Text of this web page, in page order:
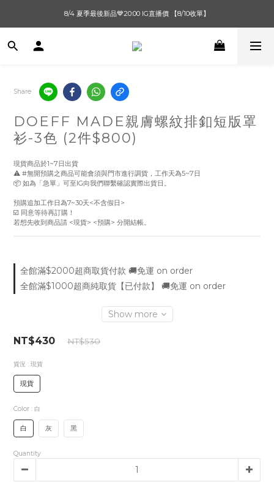
單筆滿$1000【先付款】 / 滿$2000【超取付款】 🚚免運費
8/4 夏季最後新品💙20:00 IG直播價 【8/10收單】
單筆滿$1000【先付款】 / 滿$2000【超取付款】 🚚免運費
Share
DOEFF MADE親膚螺紋排釦短版罩
衫-3色 (2件$800)
現貨商品於1~7日出貨
⚠️ #無開預購之商品可能會須與門市進行調貨，工作天為5~7日
📦 如為「急單」可至IG向我們聯繫確認實際出貨日。
預購追加工作日為7~30天<不含假日>
☑️ 同意等待再訂購！
若想先收到商品請 <現貨> <預購> 分開結帳。
全館滿$2000超商取貨付款 🚚免運 on order
全館滿$1000超商純取貨【已付款】 🚚免運 on order
Show more
NT$430 NT$530
貨況 : 現貨
現貨
Color : 白
白 灰 黑
Quantity